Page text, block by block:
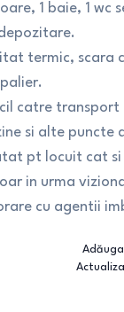
1 baie, 1 wc
termic, scara
catre transport
si alte puncte
pt locuit cat
in urma
cu agentii